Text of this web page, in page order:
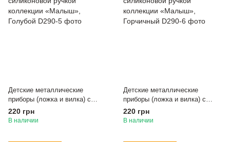
Детские металлические
приборы (ложка и вилка) с
силиконовой ручкой коллекции
«Малыш», Голубой
220 грн
В наличии
Детские металлические
приборы (ложка и вилка) с
силиконовой ручкой коллекции
«Малыш», Горчичный
220 грн
В наличии